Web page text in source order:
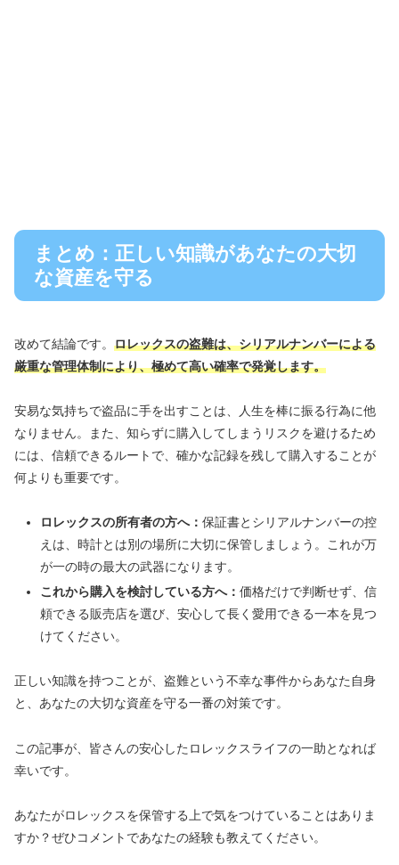
まとめ：正しい知識があなたの大切
な資産を守る
改めて結論です。 ロレックスの盗難は、シリアルナンバーによる
厳重な管理体制により、極めて高い確率で発覚します。
安易な気持ちで盗品に手を出すことは、人生を棒に振る行為に他
なりません。また、知らずに購入してしまうリスクを避けるため
には、信頼できるルートで、確かな記録を残して購入することが
何よりも重要です。
ロレックスの所有者の方へ： 保証書とシリアルナンバーの控
えは、時計とは別の場所に大切に保管しましょう。これが万
が一の時の最大の武器になります。
これから購入を検討している方へ： 価格だけで判断せず、信
頼できる販売店を選び、安心して長く愛用できる一本を見つ
けてください。
正しい知識を持つことが、盗難という不幸な事件からあなた自身
と、あなたの大切な資産を守る一番の対策です。
この記事が、皆さんの安心したロレックスライフの一助となれば
幸いです。
あなたがロレックスを保管する上で気をつけていることはありま
すか？ぜひコメントであなたの経験も教えてください。